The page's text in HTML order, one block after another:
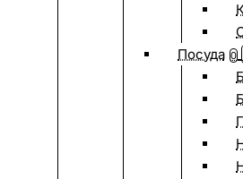
Посуда 0